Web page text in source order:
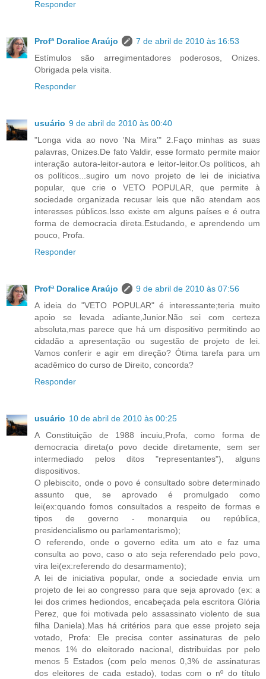
Responder
Profª Doralice Araújo
7 de abril de 2010 às 16:53
Estímulos são arregimentadores poderosos, Onizes.
Obrigada pela visita.
Responder
usuário 9 de abril de 2010 às 00:40
"Longa vida ao novo 'Na Mira'" 2.Faço minhas as suas
palavras, Onizes.De fato Valdir, esse formato permite maior
interação autora-leitor-autora e leitor-leitor.Os políticos, ah
os políticos...sugiro um novo projeto de lei de iniciativa
popular, que crie o VETO POPULAR, que permite à
sociedade organizada recusar leis que não atendam aos
interesses públicos.Isso existe em alguns países e é outra
forma de democracia direta.Estudando, e aprendendo um
pouco, Profa.
Responder
Profª Doralice Araújo
9 de abril de 2010 às 07:56
A ideia do "VETO POPULAR" é interessante;teria muito
apoio se levada adiante,Junior.Não sei com certeza
absoluta,mas parece que há um dispositivo permitindo ao
cidadão a apresentação ou sugestão de projeto de lei.
Vamos conferir e agir em direção? Ótima tarefa para um
acadêmico do curso de Direito, concorda?
Responder
usuário 10 de abril de 2010 às 00:25
A Constituição de 1988 incuiu,Profa, como forma de
democracia direta(o povo decide diretamente, sem ser
intermediado pelos ditos "representantes"), alguns
dispositivos.
O plebiscito, onde o povo é consultado sobre determinado
assunto que, se aprovado é promulgado como
lei(ex:quando fomos consultados a respeito de formas e
tipos de governo - monarquia ou república,
presidencialismo ou parlamentarismo);
O referendo, onde o governo edita um ato e faz uma
consulta ao povo, caso o ato seja referendado pelo povo,
vira lei(ex:referendo do desarmamento);
A lei de iniciativa popular, onde a sociedade envia um
projeto de lei ao congresso para que seja aprovado (ex: a
lei dos crimes hediondos, encabeçada pela escritora Glória
Perez, que foi motivada pelo assassinato violento de sua
filha Daniela).Mas há critérios para que esse projeto seja
votado, Profa: Ele precisa conter assinaturas de pelo
menos 1% do eleitorado nacional, distribuidas por pelo
menos 5 Estados (com pelo menos 0,3% de assinaturas
dos eleitores de cada estado), todas com o nº do título